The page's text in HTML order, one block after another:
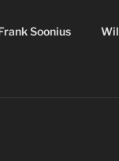
Soonius